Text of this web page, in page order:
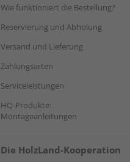
Wie funktioniert die Bestellung?
Reservierung und Abholung
Versand und Lieferung
Zahlungsarten
Serviceleistungen
HQ-Produkte:
Montageanleitungen
Die HolzLand-Kooperation